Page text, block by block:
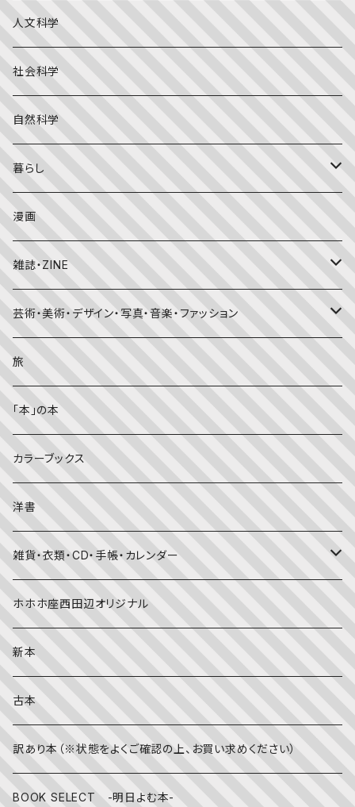
こどものとも0.1.2
こどものとも年少版
かがくのとも
その他の月刊誌
おはなしプーカ
チャイルドブックアップル（2・3歳～）
日本の絵本
外国の絵本
昔話・民話
日本の昔話・民話
外国の昔話・民話
おばけ・妖怪・こわい絵本
のりもの絵本
知識の本・図鑑
理科
料理・食育
英語
しかけ絵本
児童書
大人の方に
季節・行事の絵本
春
夏
赤ちゃん（０・１・２歳向け）絵本
文字のない絵本
英語の絵本
写真絵本
日本文学
詩・短歌・俳句・ことば
評論
エッセイ・日記
海外文学
人文科学
社会科学
自然科学
暮らし
食・料理
住まい・インテリア
体・健康
趣味
ライフスタイル・生き方
子育て
漫画
雑誌・ZINE
雑誌
ZINE
芸術・美術・デザイン・写真・音楽・ファッション
美術・画集・図録
音楽
写真集
デザイン
ファッション
映画
伝統文化・技法
旅
「本」の本
カラーブックス
洋書
雑貨・衣類・CD・手帳・カレンダー
靴下
日記・手帳
CD
文房具
その他
ホホホ座西田辺オリジナル
新本
古本
訳あり本（※状態をよくご確認の上、お買い求めください）
BOOK SELECT -明日よむ本-